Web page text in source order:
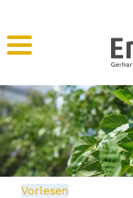
Vorlesen